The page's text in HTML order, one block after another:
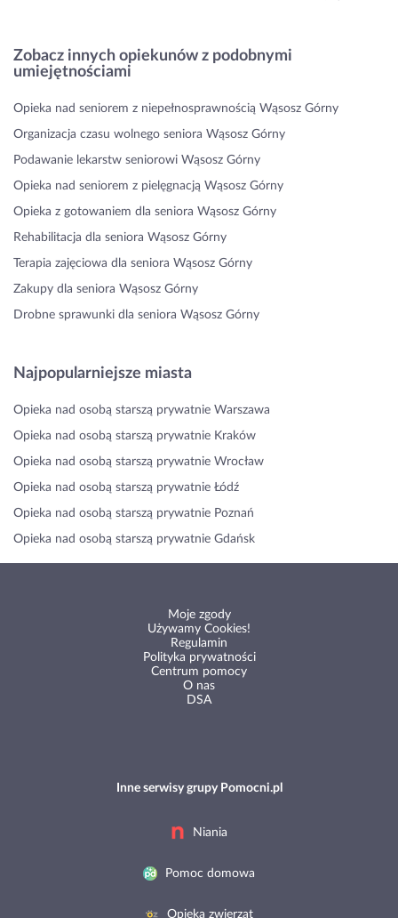
Zobacz innych opiekunów z podobnymi
umiejętnościami
Opieka nad seniorem z niepełnosprawnością Wąsosz Górny
Organizacja czasu wolnego seniora Wąsosz Górny
Podawanie lekarstw seniorowi Wąsosz Górny
Opieka nad seniorem z pielęgnacją Wąsosz Górny
Opieka z gotowaniem dla seniora Wąsosz Górny
Rehabilitacja dla seniora Wąsosz Górny
Terapia zajęciowa dla seniora Wąsosz Górny
Zakupy dla seniora Wąsosz Górny
Drobne sprawunki dla seniora Wąsosz Górny
Najpopularniejsze miasta
Opieka nad osobą starszą prywatnie Warszawa
Opieka nad osobą starszą prywatnie Kraków
Opieka nad osobą starszą prywatnie Wrocław
Opieka nad osobą starszą prywatnie Łódź
Opieka nad osobą starszą prywatnie Poznań
Opieka nad osobą starszą prywatnie Gdańsk
Moje zgody
Używamy Cookies!
Regulamin
Polityka prywatności
Centrum pomocy
O nas
DSA
Inne serwisy grupy Pomocni.pl
Niania
Pomoc domowa
Opieka zwierząt